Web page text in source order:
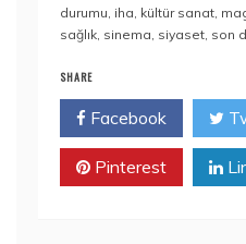
durumu, iha, kültür sanat,
sağlık, sinema, siyaset, son
SHARE
Facebook
Pinterest